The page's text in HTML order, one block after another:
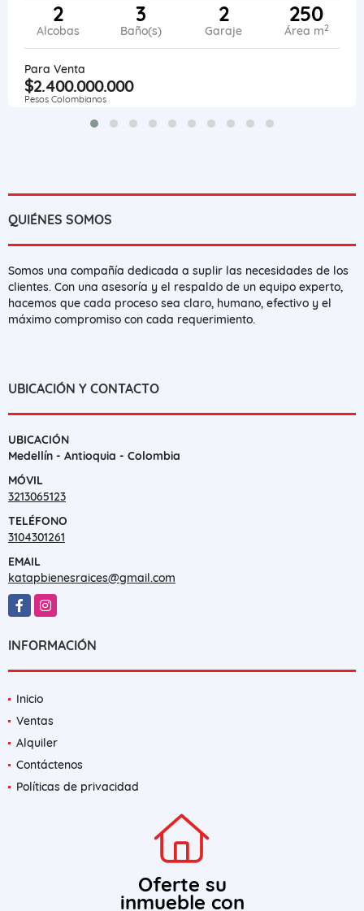
2
Alcobas
3
Baño(s)
2
Garaje
250
Área m2
Para Venta
$2.400.000.000
Pesos Colombianos
QUIÉNES SOMOS
Somos una compañía dedicada a suplir las necesidades de los
clientes. Con una asesoría y el respaldo de un equipo experto,
hacemos que cada proceso sea claro, humano, efectivo y el
máximo compromiso con cada requerimiento.
UBICACIÓN Y CONTACTO
UBICACIÓN
Medellín - Antioquia - Colombia
MÓVIL
3213065123
TELÉFONO
3104301261
EMAIL
katapbienesraices@gmail.com
FacebookInstagram
INFORMACIÓN
Inicio
Ventas
Alquiler
Contáctenos
Políticas de privacidad
Oferte su
inmueble con